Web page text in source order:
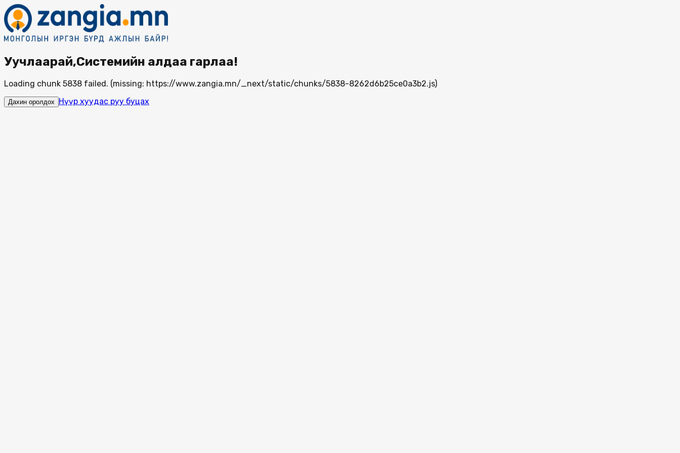
Уучлаарай,Системийн алдаа гарлаа!
Loading chunk 5838 failed. (missing: https://www.zangia.mn/_next/static/chunks/5838-8262d6b25ce0a3b2.js)
Дахин оролдох Нүүр хуудас руу буцах